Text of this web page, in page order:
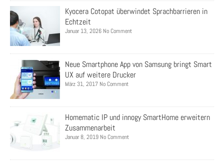
Kyocera Cotopat überwindet Sprachbarrieren in
Echtzeit
Januar 13, 2026 No Comment
Neue Smartphone App von Samsung bringt Smart
UX auf weitere Drucker
März 31, 2017 No Comment
Homematic IP und innogy SmartHome erweitern
Zusammenarbeit
Januar 8, 2019 No Comment